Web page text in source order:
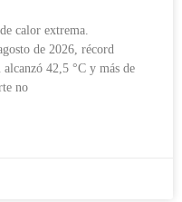
calor extrema.
de 2026, récord
42,5 °C y más de
no